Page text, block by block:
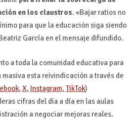
en los claustros. «Bajar ratios no
para que la educación siga siendo
García en el mensaje difundido.
a toda la comunidad educativa para
masiva esta reivindicación a través de
, X, Instagram, TikTok)
cifras del día a día en las aulas
a negociar mejoras reales.